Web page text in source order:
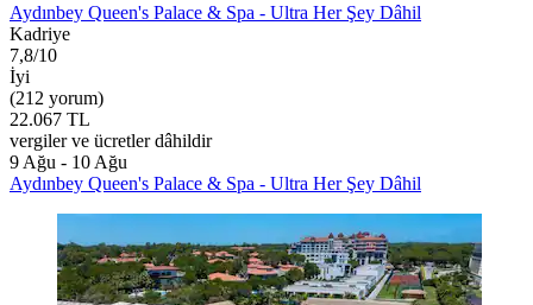
Aydınbey Queen's Palace & Spa - Ultra Her Şey Dâhil
Kadriye
7,8/10
İyi
(212 yorum)
22.067 TL
vergiler ve ücretler dâhildir
9 Ağu - 10 Ağu
Aydınbey Queen's Palace & Spa - Ultra Her Şey Dâhil